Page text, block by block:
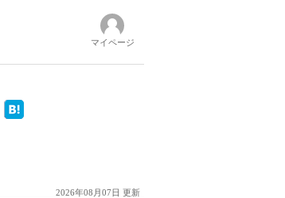
マイページ
2026年08月07日 更新